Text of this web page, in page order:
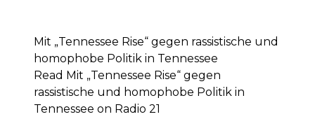
Mit „Tennessee Rise“ gegen rassistische und
homophobe Politik in Tennessee
Read Mit „Tennessee Rise“ gegen
rassistische und homophobe Politik in
Tennessee on Radio 21